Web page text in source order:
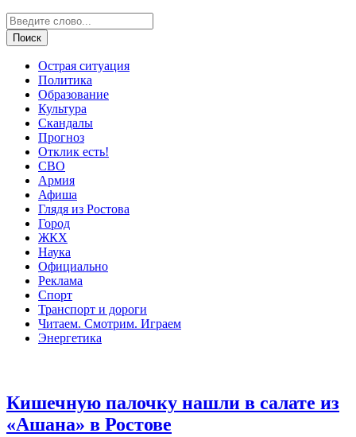
Острая ситуация
Политика
Образование
Культура
Скандалы
Прогноз
Отклик есть!
СВО
Армия
Афиша
Глядя из Ростова
Город
ЖКХ
Наука
Официально
Реклама
Спорт
Транспорт и дороги
Читаем. Смотрим. Играем
Энергетика
Кишечную палочку нашли в салате из
«Ашана» в Ростове